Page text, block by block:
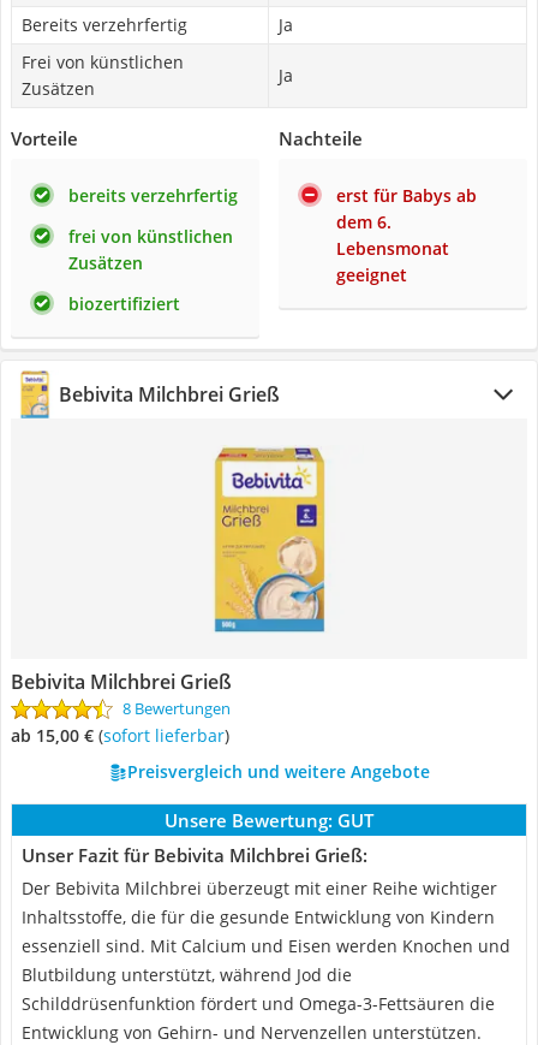
Bereits verzehrfertig
Ja
Frei von künstlichen
Zusätzen
Ja
Vorteile
bereits verzehrfertig
frei von künstlichen
Zusätzen
biozertifiziert
Nachteile
erst für Babys ab
dem 6.
Lebensmonat
geeignet
Bebivita Milchbrei Grieß
Bebivita Milchbrei Grieß
8 Bewertungen
ab 15,00 € ( Sofort lieferbar)
Preisvergleich und weitere Angebote
Unsere Bewertung: GUT
Unser Fazit für Bebivita Milchbrei Grieß:
Der Bebivita Milchbrei überzeugt mit einer Reihe wichtiger
Inhaltsstoffe, die für die gesunde Entwicklung von Kindern
essenziell sind. Mit Calcium und Eisen werden Knochen und
Blutbildung unterstützt, während Jod die
Schilddrüsenfunktion fördert und Omega-3-Fettsäuren die
Entwicklung von Gehirn- und Nervenzellen unterstützen.